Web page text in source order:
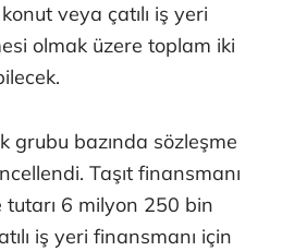
veya çatılı iş yeri
olmak üzere toplam iki
grubu bazında sözleşme
Taşıt finansmanı
6 milyon 250 bin
iş yeri finansmanı için